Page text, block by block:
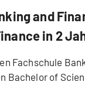
and
in 2
Fachschule
Bachelor of